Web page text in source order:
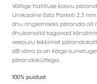
Vältige hallituse kasvu
Unikaalne Esta Parketi 2,3
õhu ringlemiseks põranda all
õhukanalid tagavad
veeauru tekkimist
dB võrra ja on kõrge
põrandaküttega.
100% puidust